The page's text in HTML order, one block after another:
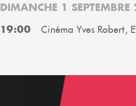
DIMANCHE 1
19:00 Cinéma Yves Robert,